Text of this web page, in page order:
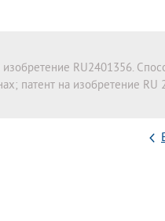
RU2401356.
патент на изобретение